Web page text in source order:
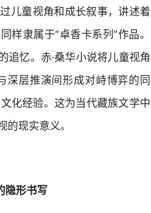
儿童视角和成长叙事，讲述着
样隶属于“卓香卡系列”作品。
追忆。赤·桑华小说将儿童视角
深层推演间形成对峙博弈的同
化经验。这为当代藏族文学中
现实意义。
隐形书写